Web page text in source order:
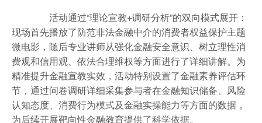
活动通过“理论宣教+调研分析”的双向模式展开：
现场首先播放了防范非法金融中介的消费者权益保护主题
微电影，随后专业讲师从强化金融安全意识、树立理性消
费观和信用观、依法合理维权等方面进行了详细讲解。为
精准提升金融宣教实效，活动特别设置了金融素养评估环
节，通过问卷调研详细采集参与者在金融知识储备、风险
认知态度、消费行为模式及金融实操能力等方面的数据，
为后续开展靶向性金融教育提供了科学依据。